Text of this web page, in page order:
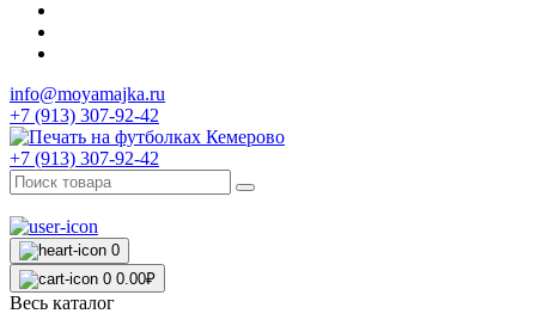
info@moyamajka.ru
+7 (913) 307-92-42
+7 (913) 307-92-42
0
0 0.00₽
Весь каталог